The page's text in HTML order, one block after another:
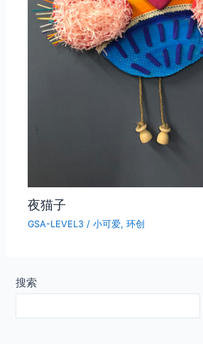
夜猫子
GSA-LEVEL3 /小可爱,环创
搜索